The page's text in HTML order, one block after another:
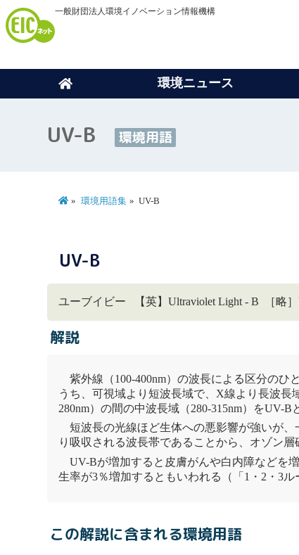
一般財団法人環境イノベーション情報機構
環境ニュース
UV-B 環境用語
環境用語集 UV-B
UV-B
ユーブイビー 【英】Ultraviolet Light - B ［略
解説
紫外線（100-400nm）の波長による区分のひ
うち、可視域より短波長域で、X線より長波長
280nm）の間の中波長域（280-315nm）をUV-B
短波長の光線ほど生体への悪影響が強いが、
り吸収される波長帯であることから、 オゾン層
UV-Bが増加すると 皮膚がんや白内障などを
生率が3％増加するともいわれる（「 1・2・3ル
この解説に含まれる環境用語